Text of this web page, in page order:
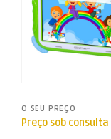
O SEU PREÇO
Preço sob consulta